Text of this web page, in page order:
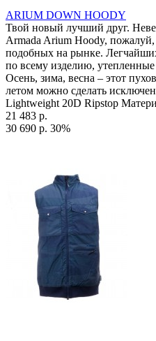
ARIUM DOWN HOODY
Твой новый лучший друг.
Armada Arium Hoody,
подобных на рынке.
по всему изделию,
Осень, зима, весна – этот
летом можно сделать
Lightweight 20D Ripstop
21 483 р.
30 690 р. 30%